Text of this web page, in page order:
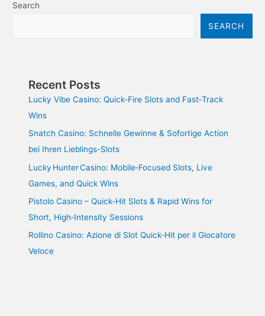
Search
SEARCH
Recent Posts
Lucky Vibe Casino: Quick‑Fire Slots and Fast‑Track
Wins
Snatch Casino: Schnelle Gewinne & Sofortige Action
bei Ihren Lieblings-Slots
Lucky Hunter Casino: Mobile‑Focused Slots, Live
Games, and Quick Wins
Pistolo Casino – Quick‑Hit Slots & Rapid Wins for
Short, High‑Intensity Sessions
Rollino Casino: Azione di Slot Quick‑Hit per il Giocatore
Veloce